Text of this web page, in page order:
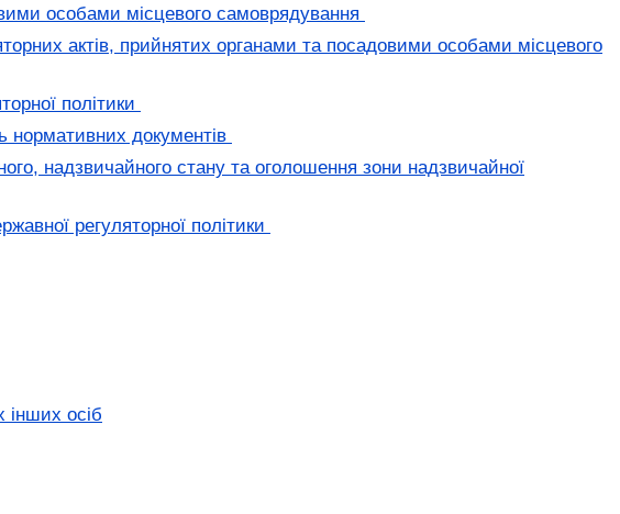
особами місцевого самоврядування
актів, прийнятих органами та посадовими особами місцевого
політики
нормативних документів
надзвичайного стану та оголошення зони надзвичайної
регуляторної політики
інших осіб